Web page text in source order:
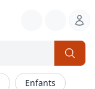
Enfants